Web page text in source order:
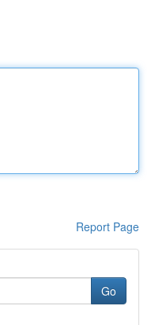
Report Page
Go